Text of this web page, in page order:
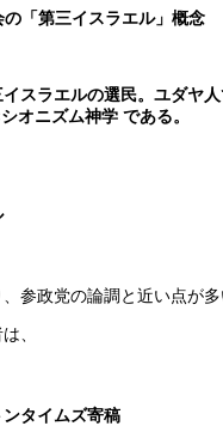
「第三イスラエル」概念
イスラエルの選民。ユダヤ人
オニズム神学 である。
参政党の論調と近い点が多
、
タイムズ寄稿